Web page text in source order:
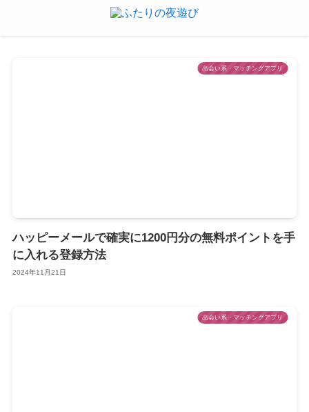
出会い系・マッチングアプリ
ハッピーメールで確実に1200円分の無料ポイントを手
に入れる登録方法
2024年11月21日
出会い系・マッチングアプリ